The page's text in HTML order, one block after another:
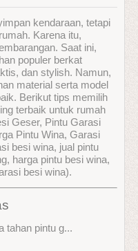
kendaraan, tetapi
Karena itu,
Saat ini,
populer berkat
dan stylish. Namun,
material serta model
Berikut tips memilih
terbaik untuk rumah
Geser, Pintu Garasi
Pintu Wina, Garasi
besi wina, jual pintu
harga pintu besi wina,
besi wina).
tahan pintu g...